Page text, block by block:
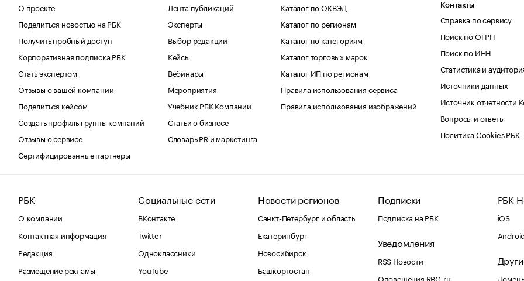
О проекте
Поделиться новостью на РБК
Получить пробный доступ
Корпоративная подписка РБК
Стать экспертом
Отзывы о вашей компании
Поделиться кейсом
Создать профиль группы компаний
Отзывы о сервисе
Сертифицированные партнеры
Лента публикаций
Эксперты
Выбор редакции
Кейсы
Вебинары
Мероприятия
Учебник РБК Компании
Статьи о бизнесе
Словарь PR и маркетинга
Каталог по ОКВЭД
Каталог по регионам
Каталог по категориям
Каталог торговых марок
Каталог ИП по регионам
Правила использования сервиса
Правила использования изображений
Контакты
Справка по сервису
Поиск по ОГРН
Поиск по ИНН
Статистика и
Источники данных
Источник отчетности
Вопросы и ответы
Политика Cookies РБК
РБК
О компании
Контактная информация
Редакция
Размещение рекламы
Социальные сети
ВКонтакте
Twitter
Одноклассники
YouTube
Новости регионов
Санкт-Петербург и область
Екатеринбург
Новосибирск
Башкортостан
Подписки
Подписка на РБК
Уведомления
RSS Новости
Оповещения RBC.ru
РБК
iOS